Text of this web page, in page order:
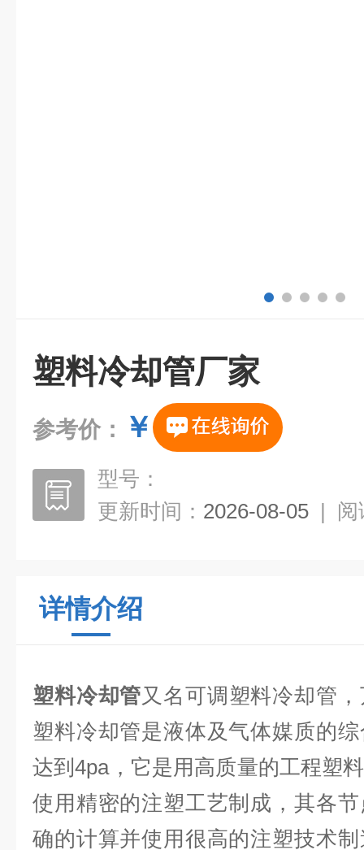
塑料冷却管厂家
参考价： ￥
型号：
更新时间： 2026-08-05 | 阅
详情介绍
塑料冷却管又名可调塑料冷却管
塑料冷却管是液体及气体媒质的
达到4pa，它是用高质量的工程塑
使用精密的注塑工艺制成，其各
确的计算并使用很高的注塑技术